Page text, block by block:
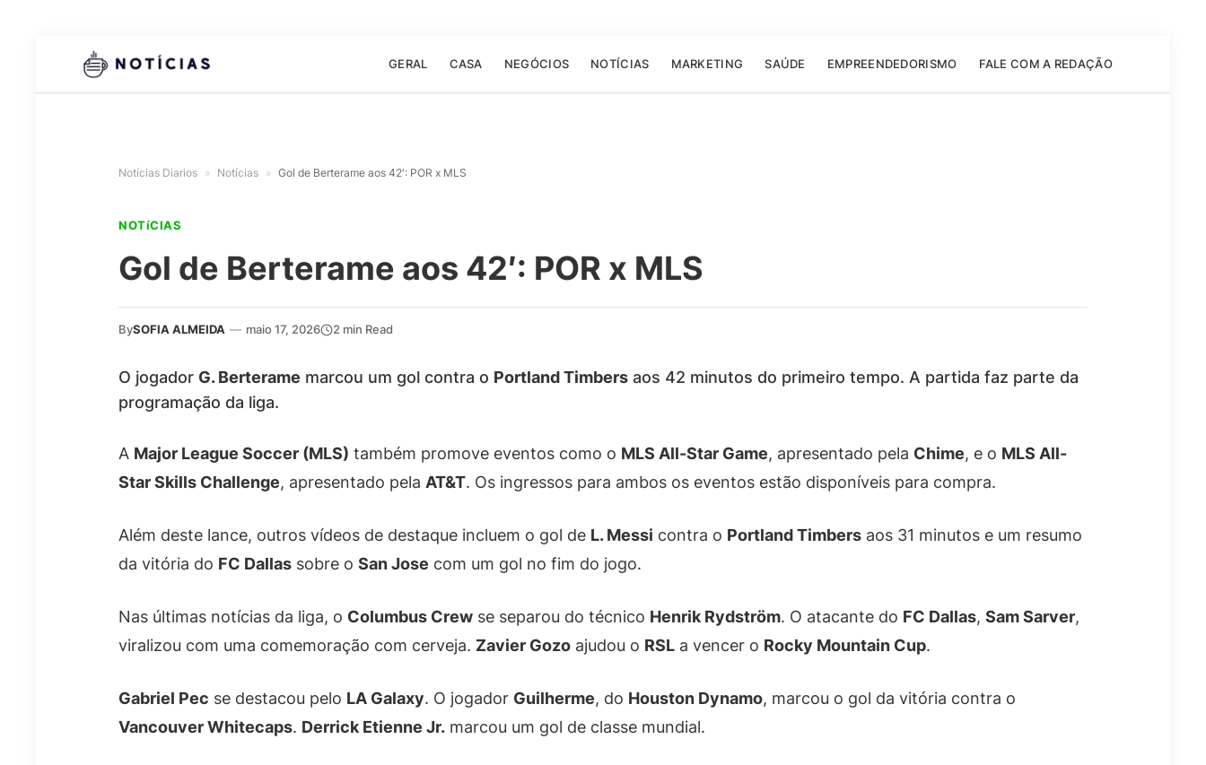
GERAL CASA NEGÓCIOS NOTÍCIAS MARKETING SAÚDE EMPREENDEDORISMO FALE COM A REDAÇÃO
Notícias Diarios » Notícias » Gol de Berterame aos 42′: POR x MLS
NOTíCIAS
Gol de Berterame aos 42′: POR x MLS
BySOFIA ALMEIDA — maio 17, 2026 2 min Read
O jogador G. Berterame marcou um gol contra o Portland Timbers aos 42 minutos do primeiro tempo. A partida faz parte da
programação da liga.
A Major League Soccer (MLS) também promove eventos como o MLS All-Star Game, apresentado pela Chime, e o MLS All-
Star Skills Challenge, apresentado pela AT&T. Os ingressos para ambos os eventos estão disponíveis para compra.
Além deste lance, outros vídeos de destaque incluem o gol de L. Messi contra o Portland Timbers aos 31 minutos e um resumo
da vitória do FC Dallas sobre o San Jose com um gol no fim do jogo.
Nas últimas notícias da liga, o Columbus Crew se separou do técnico Henrik Rydström. O atacante do FC Dallas, Sam Sarver,
viralizou com uma comemoração com cerveja. Zavier Gozo ajudou o RSL a vencer o Rocky Mountain Cup.
Gabriel Pec se destacou pelo LA Galaxy. O jogador Guilherme, do Houston Dynamo, marcou o gol da vitória contra o
Vancouver Whitecaps. Derrick Etienne Jr. marcou um gol de classe mundial.